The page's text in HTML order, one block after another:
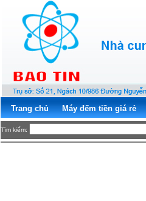
Trang chủ Máy đếm tiền giá rẻ
Tìm kiếm: